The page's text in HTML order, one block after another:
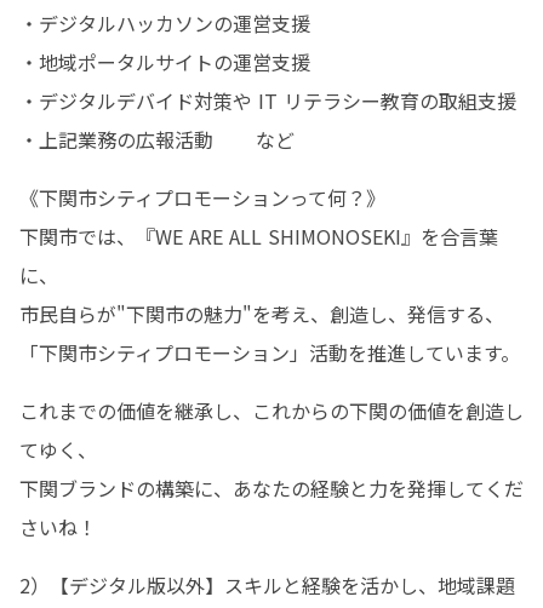
・デジタルハッカソンの運営支援
・地域ポータルサイトの運営支援
・デジタルデバイド対策や IT リテラシー教育の取組支援
・上記業務の広報活動       など
《下関市シティプロモーションって何？》
下関市では、『WE ARE ALL SHIMONOSEKI』を合言葉
に、
市民自らが"下関市の魅力"を考え、創造し、発信する、
「下関市シティプロモーション」活動を推進しています。
これまでの価値を継承し、これからの下関の価値を創造し
てゆく、
下関ブランドの構築に、あなたの経験と力を発揮してくだ
さいね！
2）【デジタル版以外】スキルと経験を活かし、地域課題